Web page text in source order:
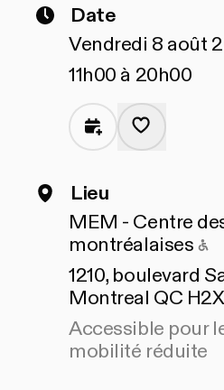
Date
Vendredi 8 août
11h00 à 20h00
Lieu
MEM - Centre
montréalaises
1210, boulevard
Montreal QC H2X
Accessible pour
mobilité réduite